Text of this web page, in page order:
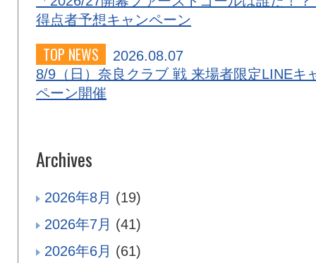
得点者予想キャンペーン
TOP NEWS
2026.08.07
8/9（日）奈良クラブ 戦 来場者限定LINEキ
ペーン開催
Archives
2026年8月 (19)
2026年7月 (41)
2026年6月 (61)